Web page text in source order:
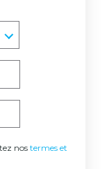
nos termes et